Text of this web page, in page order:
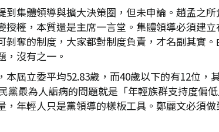
集體領導與擴大決策圈，但未申論。趙孟之
權，本質還是主席一言堂。集體領導必須建
奪的制度，大家都對制度負責，才名副其實
沒有之一。
屆立委平均52.83歲，而40歲以下的有12位，
最為人詬病的問題就是「年輕族群支持度偏
年輕人只是黨領導的樣板工具。鄭麗文必須